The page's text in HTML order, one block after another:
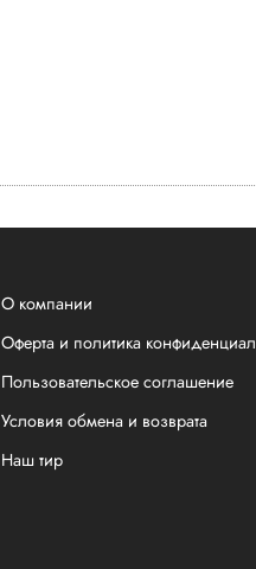
О компании
Оферта и политика
Пользовательское соглашение
Условия обмена и возврата
Наш тир